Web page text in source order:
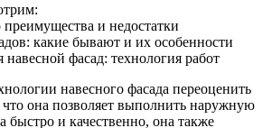
и недостатки
какие бывают и их особенности
навесной фасад: технология работ
навесного фасада переоценить
она позволяет выполнить наружную
быстро и качественно, она также